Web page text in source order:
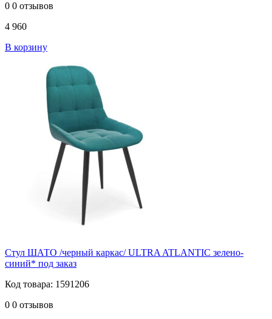
0 0 отзывов
4 960
В корзину
Стул ШАТО /черный каркас/ ULTRA ATLANTIC зелено-
синий* под заказ
Код товара: 1591206
0 0 отзывов